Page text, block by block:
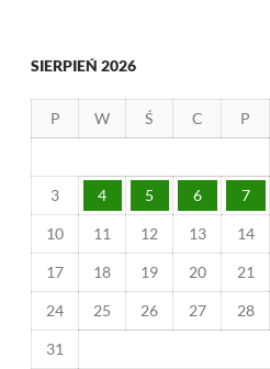
SIERPIEŃ 2026
P W Ś C P
3 4 5 6 7
10 11 12 13 14
17 18 19 20 21
24 25 26 27 28
31